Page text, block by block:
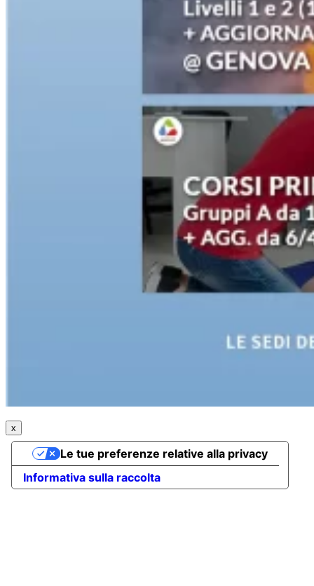
x
Informativa sulla raccolta
Le tue preferenze relative alla privacy